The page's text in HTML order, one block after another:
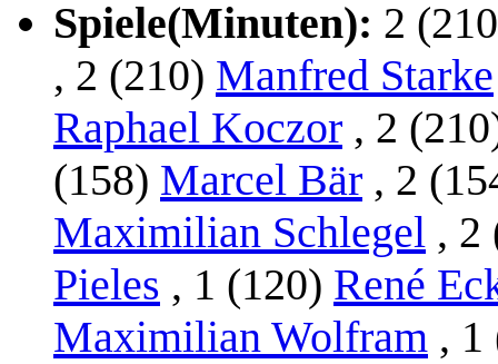
Spiele(Minuten): 2
, 2 (210) Manfred Starke
Raphael Koczor , 2
(158) Marcel Bär , 2
Maximilian Schlegel , 2
Pieles , 1 (120) René
Maximilian Wolfram ,